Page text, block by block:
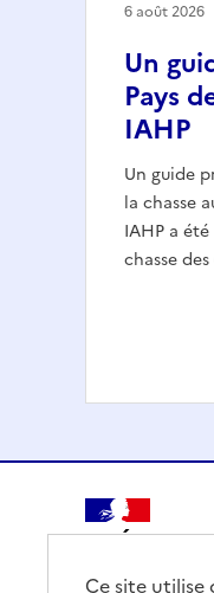
Ce site utilise
Un
Pays
IAHP
Un guide
la chasse
IAHP a
chasse
6 août 2026
PRÉFET